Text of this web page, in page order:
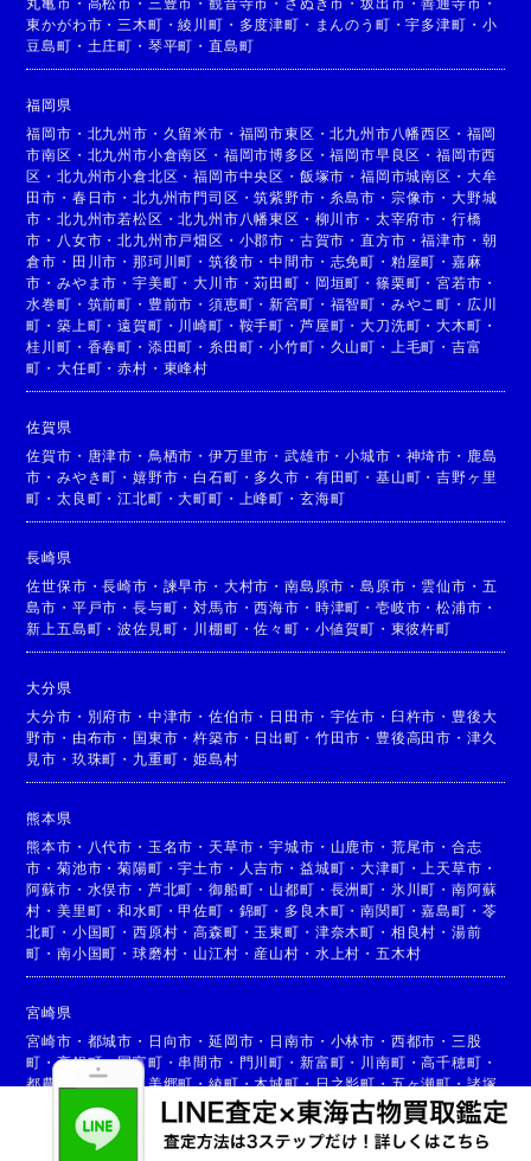
東かがわ市 ・ 三木町 ・綾川町 ・ 多度津町 ・ まんのう町 ・宇多津町 ・ 小
豆島町 ・ 土庄町 ・ 琴平町 ・直島町
福岡県
福岡市 ・ 北九州市 ・ 久留米市 ・ 福岡市東区 ・北九州市八幡西区 ・ 福岡
市南区 ・ 北九州市小倉南区 ・ 福岡市博多区 ・福岡市早良区 ・福岡市西
区 ・北九州市小倉北区 ・福岡市中央区 ・ 飯塚市 ・福岡市城南区 ・ 大牟
田市 ・ 春日市 ・北九州市門司区 ・筑紫野市 ・ 糸島市 ・ 宗像市 ・ 大野城
市 ・北九州市若松区 ・北九州市八幡東区 ・ 柳川市 ・ 太宰府市 ・ 行橋
市 ・ 八女市 ・北九州市戸畑区 ・ 小郡市 ・ 古賀市 ・直方市 ・福津市 ・ 朝
倉市 ・ 田川市 ・那珂川町 ・筑後市 ・中間市 ・ 志免町 ・ 粕屋町 ・ 嘉麻
市 ・みやま市 ・宇美町 ・大川市 ・苅田町 ・ 岡垣町 ・ 篠栗町 ・宮若市 ・
水巻町 ・ 筑前町 ・ 豊前市 ・須恵町 ・新宮町 ・ 福智町 ・ みやこ町 ・ 広川
町 ・築上町 ・遠賀町 ・ 川崎町 ・ 鞍手町 ・ 芦屋町 ・大刀洗町 ・大木町 ・
桂川町 ・ 香春町 ・ 添田町 ・ 糸田町 ・小竹町 ・ 久山町 ・ 上毛町 ・ 吉富
町 ・大任町 ・赤村 ・ 東峰村
佐賀県
佐賀市 ・ 唐津市 ・ 鳥栖市 ・伊万里市 ・武雄市 ・小城市 ・ 神埼市 ・ 鹿島
市 ・みやき町 ・嬉野市 ・ 白石町 ・ 多久市 ・ 有田町 ・ 基山町 ・吉野ヶ里
町 ・太良町 ・江北町 ・大町町 ・ 上峰町 ・ 玄海町
長崎県
佐世保市 ・長崎市 ・ 諫早市 ・ 大村市 ・南島原市 ・島原市 ・ 雲仙市 ・ 五
島市 ・ 平戸市 ・長与町 ・対馬市 ・西海市 ・ 時津町 ・ 壱岐市 ・松浦市 ・
新上五島町 ・波佐見町 ・ 川棚町 ・佐々町 ・ 小値賀町 ・ 東彼杵町
大分県
大分市 ・ 別府市 ・ 中津市 ・佐伯市 ・ 日田市 ・ 宇佐市 ・ 臼杵市 ・ 豊後大
野市 ・ 由布市 ・ 国東市 ・杵築市 ・ 日出町 ・ 竹田市 ・ 豊後高田市 ・ 津久
見市 ・ 玖珠町 ・ 九重町 ・姫島村
熊本県
熊本市 ・ 八代市 ・ 玉名市 ・ 天草市 ・宇城市 ・ 山鹿市 ・ 荒尾市 ・ 合志
市 ・菊池市 ・菊陽町 ・宇土市 ・ 人吉市 ・ 益城町 ・大津町 ・ 上天草市 ・
阿蘇市 ・ 水俣市 ・ 芦北町 ・御船町 ・ 山都町 ・ 長洲町 ・ 氷川町 ・ 南阿蘇
村 ・美里町 ・和水町 ・甲佐町 ・ 錦町 ・ 多良木町 ・南関町 ・嘉島町 ・ 苓
北町 ・ 小国町 ・西原村 ・高森町 ・ 玉東町 ・ 津奈木町 ・ 相良村 ・ 湯前
町 ・南小国町 ・球磨村 ・ 山江村 ・ 産山村 ・ 水上村 ・ 五木村
宮崎県
宮崎市 ・ 都城市 ・ 日向市 ・延岡市 ・ 日南市 ・ 小林市 ・ 西都市 ・ 三股
町 ・高鍋町・国富町 ・ 串間市 ・ 門川町 ・ 新富町 ・ 川南町 ・高千穂町 ・
都農町
高原町 ・美郷町・綾町・木城町・日之影町・五ヶ瀬町・諸塚
椎葉村・ 西米良村